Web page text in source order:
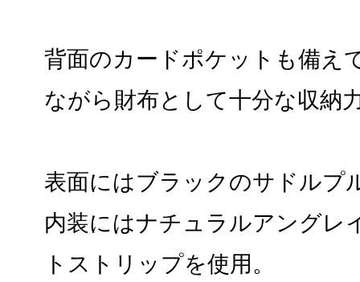
背面のカードポケットも備え
ながら財布として十分な収納
表面にはブラックのサドルプ
内装にはナチュラルアングレ
トストリップを使用。